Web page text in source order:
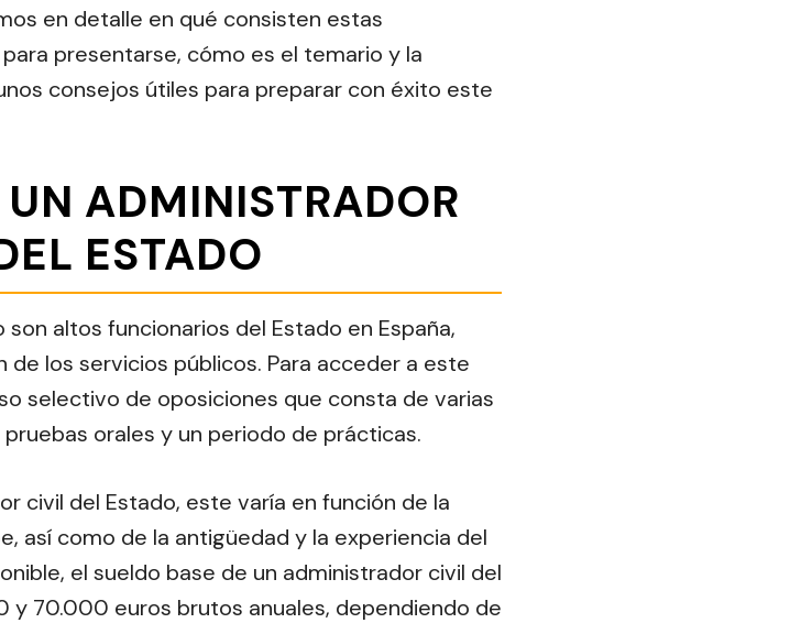
en detalle en qué consisten estas
presentarse, cómo es el temario y la
consejos útiles para preparar con éxito este
ADMINISTRADOR
ESTADO
altos funcionarios del Estado en España,
los servicios públicos. Para acceder a este
selectivo de oposiciones que consta de varias
orales y un periodo de prácticas.
civil del Estado, este varía en función de la
así como de la antigüedad y la experiencia del
el sueldo base de un administrador civil del
70.000 euros brutos anuales, dependiendo de